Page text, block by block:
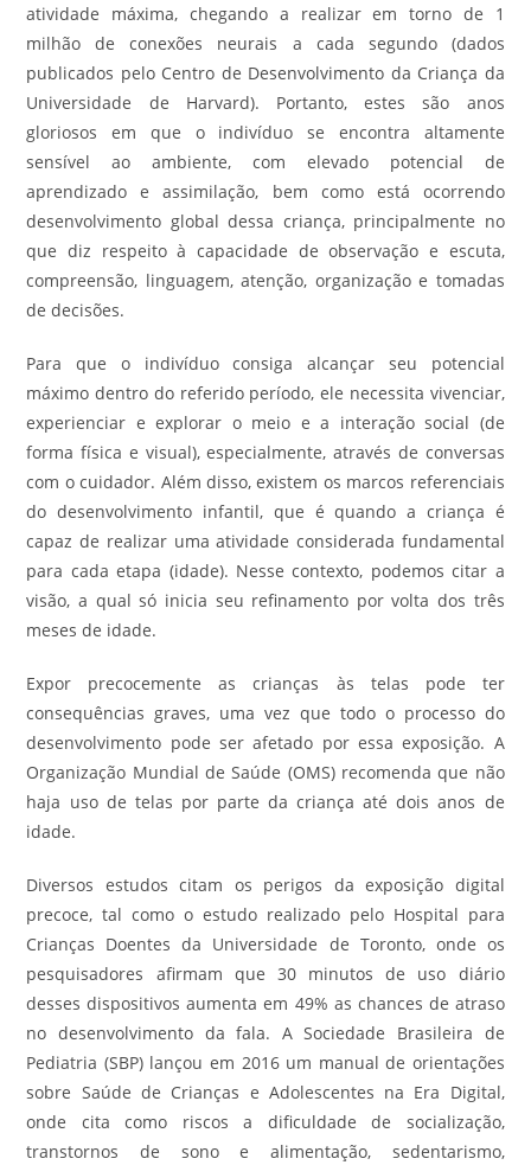
atividade máxima, chegando a realizar em torno de 1
milhão de conexões neurais a cada segundo (dados
publicados pelo Centro de Desenvolvimento da Criança da
Universidade de Harvard). Portanto, estes são anos
gloriosos em que o indivíduo se encontra altamente
sensível ao ambiente, com elevado potencial de
aprendizado e assimilação, bem como está ocorrendo
desenvolvimento global dessa criança, principalmente no
que diz respeito à capacidade de observação e escuta,
compreensão, linguagem, atenção, organização e tomadas
de decisões.
Para que o indivíduo consiga alcançar seu potencial
máximo dentro do referido período, ele necessita vivenciar,
experienciar e explorar o meio e a interação social (de
forma física e visual), especialmente, através de conversas
com o cuidador. Além disso, existem os marcos referenciais
do desenvolvimento infantil, que é quando a criança é
capaz de realizar uma atividade considerada fundamental
para cada etapa (idade). Nesse contexto, podemos citar a
visão, a qual só inicia seu refinamento por volta dos três
meses de idade.
Expor precocemente as crianças às telas pode ter
consequências graves, uma vez que todo o processo do
desenvolvimento pode ser afetado por essa exposição. A
Organização Mundial de Saúde (OMS) recomenda que não
haja uso de telas por parte da criança até dois anos de
idade.
Diversos estudos citam os perigos da exposição digital
precoce, tal como o estudo realizado pelo Hospital para
Crianças Doentes da Universidade de Toronto, onde os
pesquisadores afirmam que 30 minutos de uso diário
desses dispositivos aumenta em 49% as chances de atraso
no desenvolvimento da fala. A Sociedade Brasileira de
Pediatria (SBP) lançou em 2016 um manual de orientações
sobre Saúde de Crianças e Adolescentes na Era Digital,
onde cita como riscos a dificuldade de socialização,
transtornos de sono e alimentação, sedentarismo,